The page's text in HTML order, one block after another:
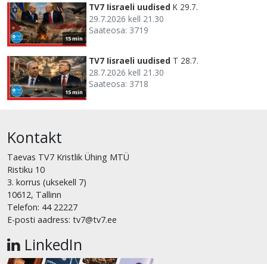
15 min
TV7 Iisraeli uudised K 29.7.
29.7.2026 kell 21.30
Saateosa: 3719
15 min
TV7 Iisraeli uudised T 28.7.
28.7.2026 kell 21.30
Saateosa: 3718
Kontakt
Taevas TV7 Kristlik Ühing MTÜ
Ristiku 10
3. korrus (uksekell 7)
10612, Tallinn
Telefon: 44 22227
E-posti aadress: tv7@tv7.ee
LinkedIn